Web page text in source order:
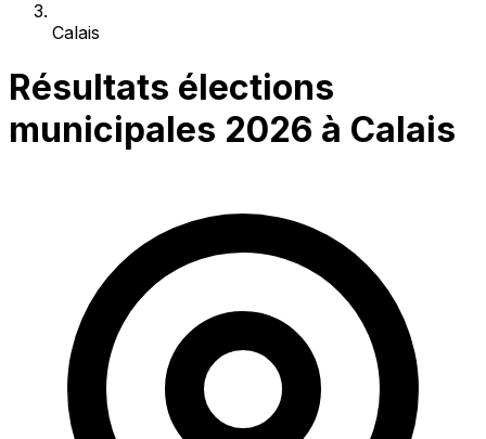
Calais
Résultats élections
municipales 2026 à Calais